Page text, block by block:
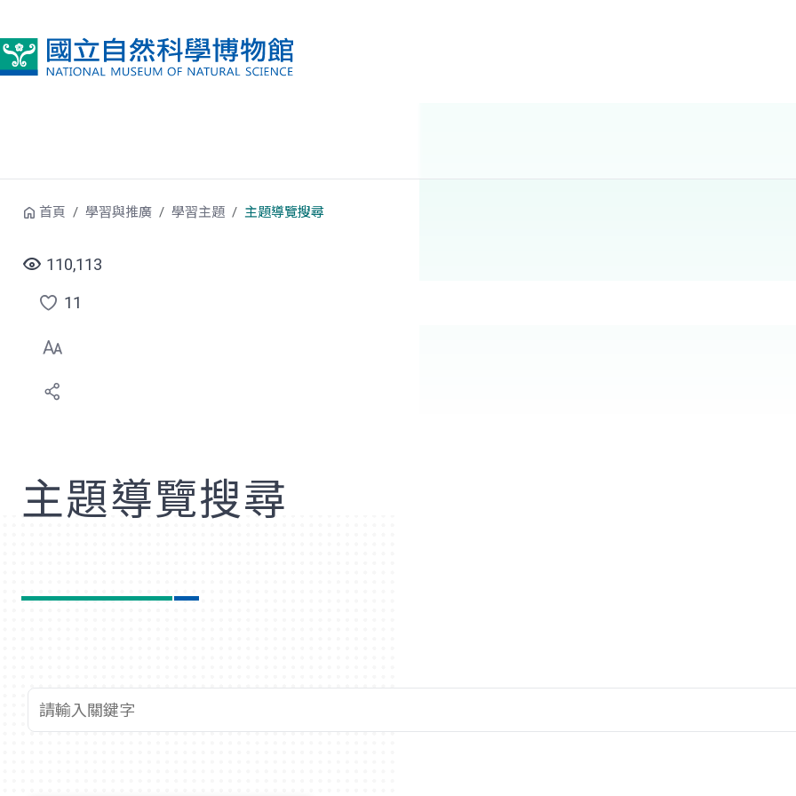
首頁 學習與推廣 學習主題 主題導覽搜尋
110,113
點
選
喜
11
主題導覽搜尋
查詢關鍵字